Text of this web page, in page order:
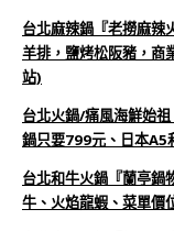
台北麻辣鍋『老撈麻辣
羊排，鹽烤松阪豬，商
站)
台北火鍋/痛風海鮮始
鍋只要799元、日本A5
台北和牛火鍋『蘭亭鍋
牛、火焰龍蝦、菜單價